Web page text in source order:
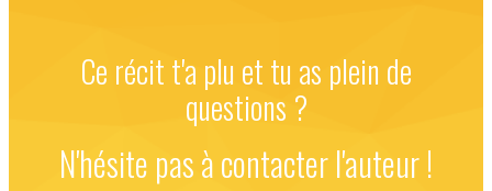
Ce récit t'a plu et tu as plein de
questions ?
N'hésite pas à contacter l'auteur !